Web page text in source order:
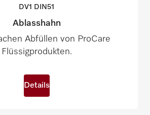
DV1 DIN51
Ablasshahn
Abfüllen von ProCare
Flüssigprodukten.
Details